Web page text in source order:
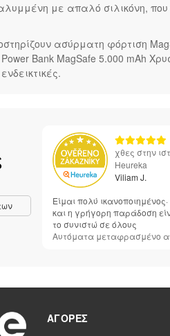
με απαλό σιλικόνη,
ασύρματη φόρτιση
Bank MagSafe 5.000 mAh
χθες στην
Heureka
Viliam J.
Είμαι πολύ
και η γρήγορη παράδοση
το συνιστώ σε όλους
Αυτόματα μεταφρασμένο
ΑΓΟΡΈΣ